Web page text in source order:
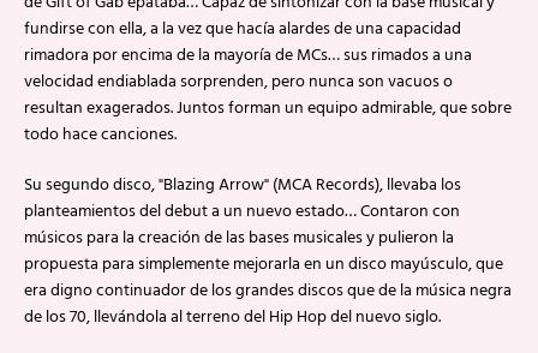
fundirse con ella, a la vez que hacía alardes de una capacidad
rimadora por encima de la mayoría de MCs… sus rimados a una
velocidad endiablada sorprenden, pero nunca son vacuos o
resultan exagerados. Juntos forman un equipo admirable, que sobre
todo hace canciones.
Su segundo disco, "Blazing Arrow" (MCA Records), llevaba los
planteamientos del debut a un nuevo estado… Contaron con
músicos para la creación de las bases musicales y pulieron la
propuesta para simplemente mejorarla en un disco mayúsculo, que
era digno continuador de los grandes discos que de la música negra
de los 70, llevándola al terreno del Hip Hop del nuevo siglo.